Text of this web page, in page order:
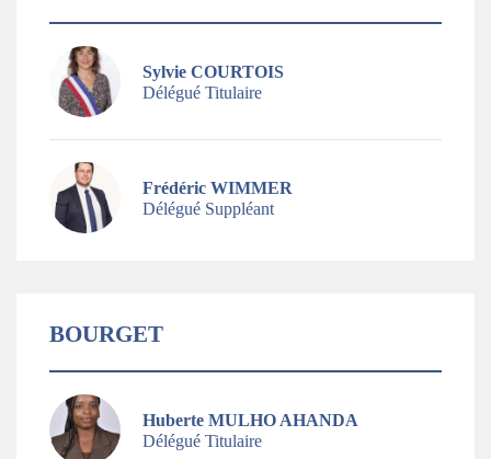
Sylvie COURTOIS
Délégué Titulaire
Frédéric WIMMER
Délégué Suppléant
BOURGET
Huberte MULHO AHANDA
Délégué Titulaire